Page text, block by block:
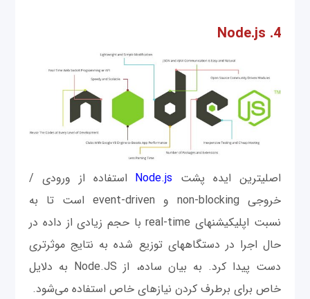
4. Node.js
اصلی‎ترین ایده پشت Node.js استفاده از ورودی /
خروجی non-blocking و event-driven است تا به
نسبت اپلیکیشن‎های real-time با حجم زیادی از داده در
حال اجرا در دستگاه‎های توزیع شده به نتایج موثرتری
دست پيدا کرد. به بیان ساده، از Node.JS به دلایل
خاص برای برطرف کردن نیازهای خاص استفاده می‌شود.